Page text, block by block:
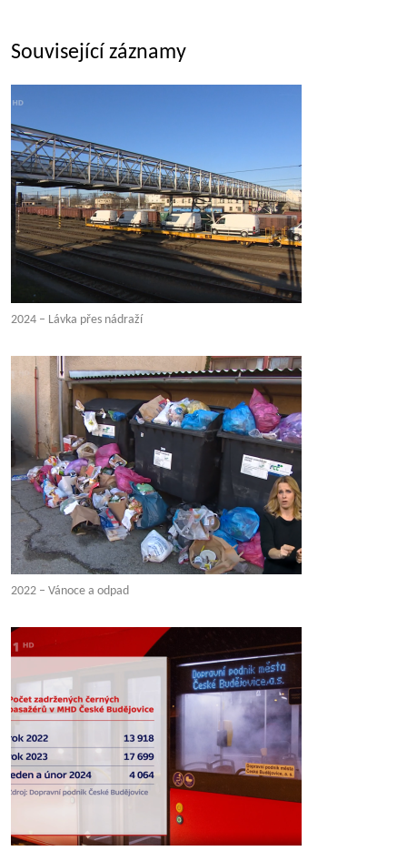
Související záznamy
2024 – Lávka přes nádraží
2022 – Vánoce a odpad